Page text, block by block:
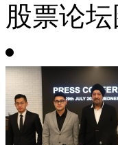
股票论